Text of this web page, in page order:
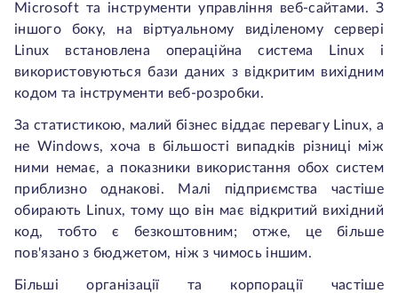
Microsoft та інструменти управління веб-сайтами. З
іншого боку, на віртуальному виділеному сервері
Linux встановлена операційна система Linux і
використовуються бази даних з відкритим вихідним
кодом та інструменти веб-розробки.
За статистикою, малий бізнес віддає перевагу Linux, а
не Windows, хоча в більшості випадків різниці між
ними немає, а показники використання обох систем
приблизно однакові. Малі підприємства частіше
обирають Linux, тому що він має відкритий вихідний
код, тобто є безкоштовним; отже, це більше
пов'язано з бюджетом, ніж з чимось іншим.
Більші організації та корпорації частіше